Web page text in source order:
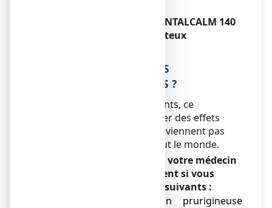
Si vous arrêtez d’utiliser ANTALCALM 140
mg, emplâtre médicamenteux
4. QUELS SONT LES EFFETS
INDESIRABLES EVENTUELS ?
Comme tous les médicaments, ce
médicament peut provoquer des effets
indésirables, mais ils ne surviennent pas
systématiquement chez tout le monde.
Informez immédiatement votre médecin
et interrompez le traitement si vous
remarquez l'un des effets suivants :
● soudaine éruption prurigineuse